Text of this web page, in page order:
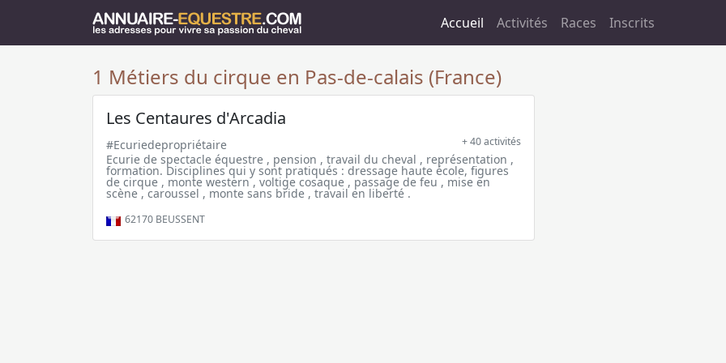
Accueil Activités Races Inscrits
1 Métiers du cirque en Pas-de-calais (France)
Les Centaures d'Arcadia
#Ecuriedepropriétaire + 40 activités
Ecurie de spectacle équestre , pension , travail du cheval , représentation ,
formation. Disciplines qui y sont pratiqués : dressage haute école, figures
de cirque , monte western , voltige cosaque , passage de feu , mise en
scène , caroussel , monte sans bride , travail en liberté .
62170 BEUSSENT